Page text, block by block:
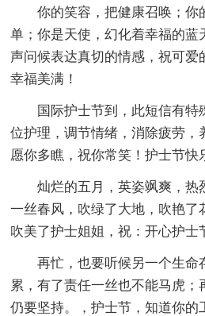
你的笑容，把健康召唤；你
单；你是天使，幻化着幸福的蓝
声问候表达真切的情感，祝可爱
幸福美满！
国际护士节到，此短信有特
位护理，调节情绪，消除疲劳，
愿你多瞧，祝你常笑！护士节快
灿烂的五月，英姿飒爽，热
一丝春风，吹绿了大地，吹艳了
吹美了护士姐姐，祝：开心护士
再忙，也要听候另一个生命
累，有了责任一丝也不能马虎；
仍要坚持。，护士节，知道你的